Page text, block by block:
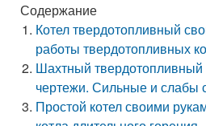
Содержание
Котел твердотопливный
работы твердотопливных
Шахтный твердотопливный
чертежи. Сильные и слабы
Простой котел своими